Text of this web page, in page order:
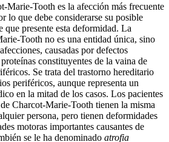
Marie-Tooth es la afección más frecuente
lo que debe considerarse su posible
que presente esta deformidad. La
Tooth no es una entidad única, sino
causadas por defectos
constituyentes de la vaina de
Se trata del trastorno hereditario
periféricos, aunque representa un
en la mitad de los casos. Los pacientes
Charcot-Marie-Tooth tienen la misma
persona, pero tienen deformidades
motoras importantes causantes de
se le ha denominado atrofia